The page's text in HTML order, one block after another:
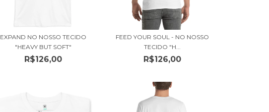
EXPAND NO NOSSO TECIDO
"HEAVY BUT SOFT"
R$126,00
FEED YOUR SOUL - NO NOSSO
TECIDO "H...
R$126,00